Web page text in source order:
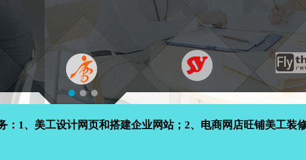
1、美工设计网页和搭建企业网站；2、电商网店旺铺美工装